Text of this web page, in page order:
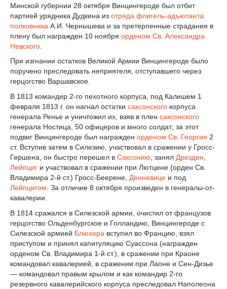
Минской губернии 28 октября Винцингероде был отбит
партией урядника Дудкина из отряда флигель-адъютанта
полковника А.И. Чернышева и за претерпенные страдания в
плену был награжден 10 ноября орденом Св. Александра
Невского
При изгнании остатков Великой Армии Винцингероде было
поручено преследовать неприятеля, отступавшего через
герцогство Варшавское.
В 1813 командир 2-го пехотного корпуса, под Калишем 1
февраля 1813 г. он нагнал остатки саксонского корпуса
генерала Ренье и уничтожил их, взяв в плен саксонского
генерала Ностица, 50 офицеров и много солдат; за этот
подвиг Винцингероде был награжден орденом Св. Георгия 2
ст. Вступив затем в Силезию, участвовал в сражении у Гросс-
Гершена, он быстро перешел в Саксонию , занял Дрезден
Лейпциг и участвовал в сражении при Лютцене (орден Св.
Владимира 2-й ст.) Гросс-Беерене, Денневице и под
Лейпцигом . За отличие 8 октября произведен в генералы-от-
кавалерии.
В 1814 сражался в Силезской армии, очистил от французов
герцогство Ольденбургское и Голландию, Винцингероде с
Силезской армией Блюхера вступил во Францию, взял
приступом и принял капитуляцию Суассона (награжден
орденом Св. Владимира 1-й ст.), в сражении при Краоне
командовал кавалерией, в сражении при Лаоне и Сен-Дизье
— командовал правым крылом и как командир 2-го
резервного кавалерийского корпуса преследовал Наполеона